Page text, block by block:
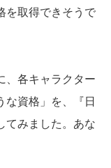
を取得できそうで
、各キャラクター
な資格」を、『日
てみました。あな